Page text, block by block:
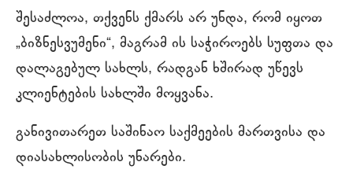
შესაძლოა, თქვენს ქმარს არ უნდა, რომ იყოთ
„ბიზნესვუმენი“, მაგრამ ის საჭიროებს სუფთა და
დალაგებულ სახლს, რადგან ხშირად უწევს
კლიენტების სახლში მოყვანა.
განივითარეთ საშინაო საქმეების მართვისა და
დიასახლისობის უნარები.